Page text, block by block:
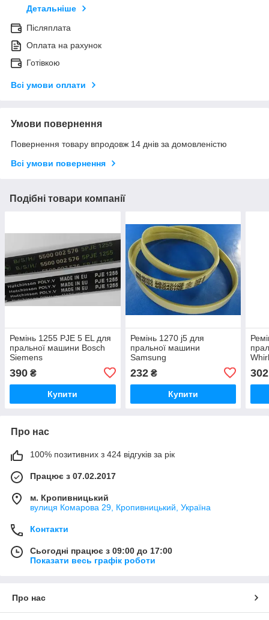
Детальніше
Післяплата
Оплата на рахунок
Готівкою
Всі умови оплати
Умови повернення
Повернення товару впродовж 14 днів за домовленістю
Всі умови повернення
Подібні товари компанії
Ремінь 1255 PJE 5 EL для
пральної машини Bosch
Siemens
390 ₴
Купити
Ремінь 1270 j5 для
пральної машини
Samsung
232₴
Купити
302
Про нас
100% позитивних з 424 відгуків за рік
Працює з 07.02.2017
м. Кропивницький
вулиця Комарова 29, Кропивницький, Україна
Контакти
Сьогодні працює з 09:00 до 17:00
Показати весь графік роботи
Про нас